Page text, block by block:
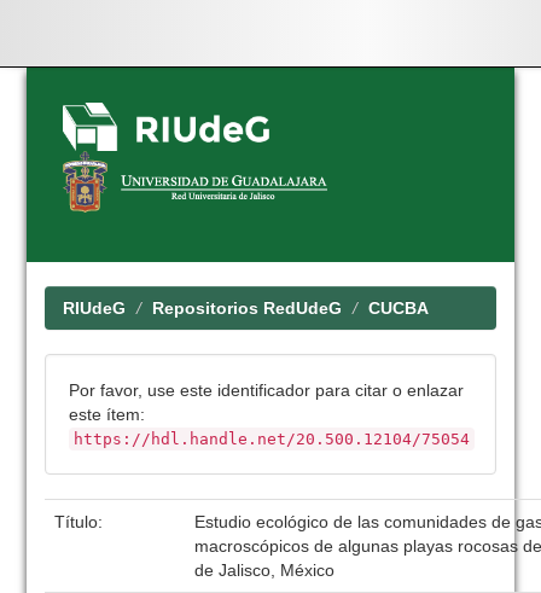
Skip
navigation
RIUdeG Repositorios RedUdeG CUCBA
Por favor, use este identificador para citar o enlazar
este ítem:
https://hdl.handle.net/20.500.12104/75054
Título:
Estudio ecológico de las comunidades de
macroscópicos de algunas playas rocosas
de Jalisco, México